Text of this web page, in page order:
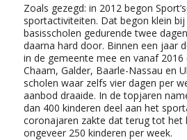
Zoals gezegd: in 2012 begon
sportactiviteiten. Dat begon klein bij
basisscholen gedurende twee
daarna hard door. Binnen een jaar
in de gemeente mee en vanaf 2016
Chaam, Galder, Baarle-Nassau en
scholen waar zelfs vier dagen per
aanbod draaide. In de topjaren
dan 400 kinderen deel aan het
coronajaren zakte dat terug tot het
ongeveer 250 kinderen per week.